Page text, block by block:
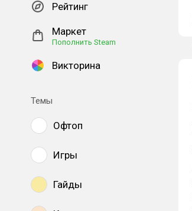
Рейтинг
Маркет
Пополнить Steam
Викторина
Темы
Офтоп
Игры
Гайды